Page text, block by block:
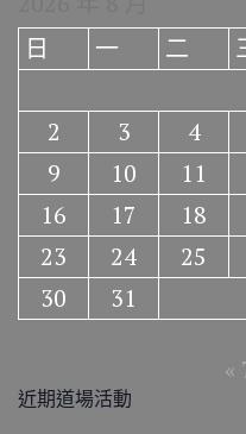
日
一 二
2
3 4
9
10 11
16
17 18
23
24 25
30
31
«
近期道場活動